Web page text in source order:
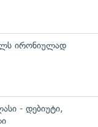
ირონიულად
- დებიუტი,